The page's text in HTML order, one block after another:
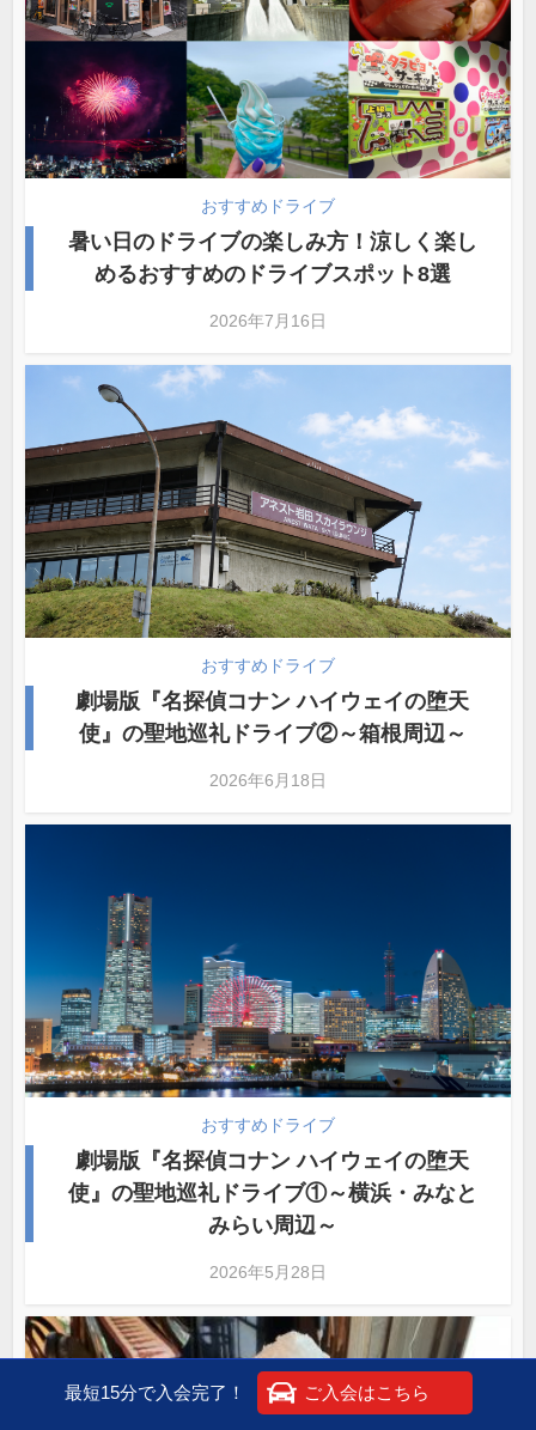
おすすめドライブ
暑い日のドライブの楽しみ方！涼しく楽し
めるおすすめのドライブスポット8選
2026年7月16日
おすすめドライブ
劇場版『名探偵コナン ハイウェイの堕天
使』の聖地巡礼ドライブ②～箱根周辺～
2026年6月18日
おすすめドライブ
劇場版『名探偵コナン ハイウェイの堕天
使』の聖地巡礼ドライブ①～横浜・みなと
みらい周辺～
2026年5月28日
最短15分で入会完了！ ご入会はこちら